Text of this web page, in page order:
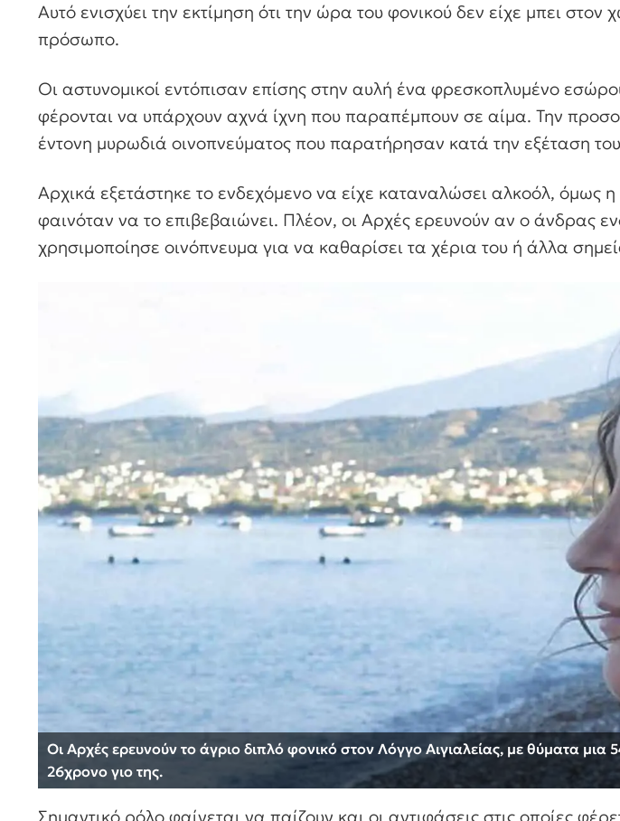
Αυτό ενισχύει την εκτίμηση ότι την ώρα του φονικού δεν είχε μπει στον
πρόσωπο.
Οι αστυνομικοί εντόπισαν επίσης στην αυλή ένα φρεσκοπλυμένο
φέρονται να υπάρχουν αχνά ίχνη που παραπέμπουν σε αίμα. Την
έντονη μυρωδιά οινοπνεύματος που παρατήρησαν κατά την εξέταση
Αρχικά εξετάστηκε το ενδεχόμενο να είχε καταναλώσει αλκοόλ, όμως η
φαινόταν να το επιβεβαιώνει. Πλέον, οι Αρχές ερευνούν αν ο άνδρας
χρησιμοποίησε οινόπνευμα για να καθαρίσει τα χέρια του ή άλλα
Οι Αρχές ερευνούν το άγριο διπλό φονικό στον Λόγγο Αιγιαλείας, με θύματα μια
26χρονο γιο της.